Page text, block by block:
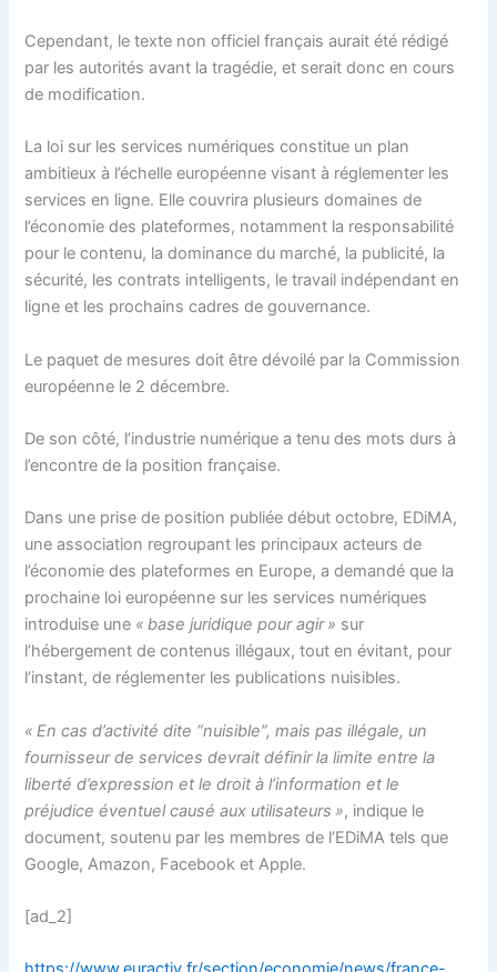
Cependant, le texte non officiel français aurait été rédigé
par les autorités avant la tragédie, et serait donc en cours
de modification.
La loi sur les services numériques constitue un plan
ambitieux à l’échelle européenne visant à réglementer les
services en ligne. Elle couvrira plusieurs domaines de
l’économie des plateformes, notamment la responsabilité
pour le contenu, la dominance du marché, la publicité, la
sécurité, les contrats intelligents, le travail indépendant en
ligne et les prochains cadres de gouvernance.
Le paquet de mesures doit être dévoilé par la Commission
européenne le 2 décembre.
De son côté, l’industrie numérique a tenu des mots durs à
l’encontre de la position française.
Dans une prise de position publiée début octobre, EDiMA,
une association regroupant les principaux acteurs de
l’économie des plateformes en Europe, a demandé que la
prochaine loi européenne sur les services numériques
introduise une « base juridique pour agir » sur
l’hébergement de contenus illégaux, tout en évitant, pour
l’instant, de réglementer les publications nuisibles.
« En cas d’activité dite “nuisible”, mais pas illégale, un
fournisseur de services devrait définir la limite entre la
liberté d’expression et le droit à l’information et le
préjudice éventuel causé aux utilisateurs », indique le
document, soutenu par les membres de l’EDiMA tels que
Google, Amazon, Facebook et Apple.
[ad_2]